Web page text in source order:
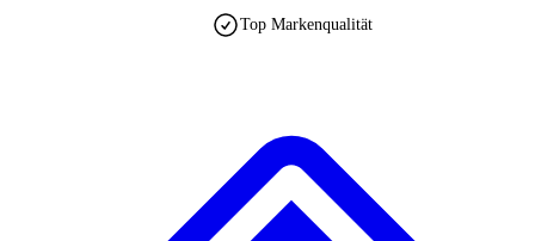
Top Markenqualität